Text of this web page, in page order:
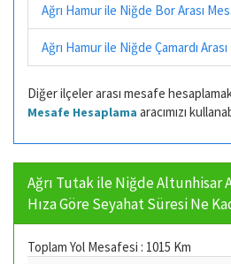
Ağrı Hamur ile Niğde Bor Arası
Ağrı Hamur ile Niğde Çamardı
Diğer ilçeler arası mesafe
Mesafe Hesaplama aracımızı
Ağrı Tutak ile Niğde Altunhisar
Hıza Göre Seyahat Süresi Ne
Toplam Yol Mesafesi : 1015 Km